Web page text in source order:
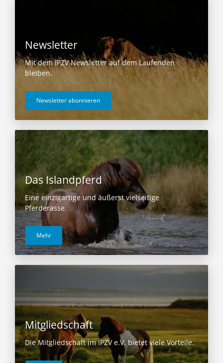
Newsletter
Mit dem IPZV Newsletter auf dem Laufenden
bleiben.
Newsletter abonnieren
Das Islandpferd
Eine einzigartige und äußerst vielseitige
Pferderasse.
Mehr
Mitgliedschaft
Die Mitgliedschaft im IPZV e.V. bietet viele Vorteile.